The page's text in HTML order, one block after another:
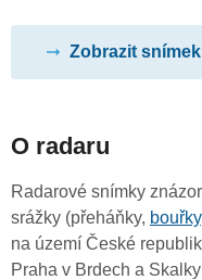
Zobrazit
O radaru
Radarové snímky
srážky (přeháňky, bouřky
na území České
Praha v Brdech a